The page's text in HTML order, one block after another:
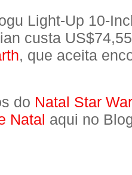
Light-Up 10-
custa
, que aceita
do Natal Star
Natal aqui no